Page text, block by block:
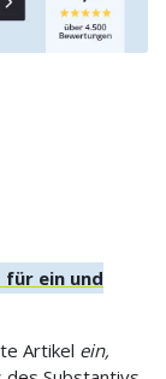
für ein und
Artikel ein,